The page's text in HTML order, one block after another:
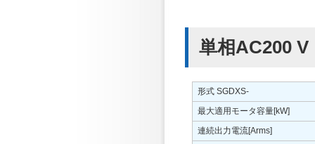
単相AC200 V
形式 SGDXS-
最大適用モータ容量[kW]
連続出力電流[Arms]